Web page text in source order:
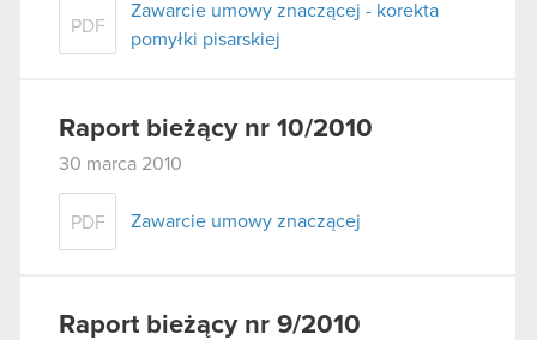
PDF
Zawarcie umowy znaczącej - korekta
pomyłki pisarskiej
Raport bieżący nr 10/2010
30 marca 2010
PDF Zawarcie umowy znaczącej
Raport bieżący nr 9/2010